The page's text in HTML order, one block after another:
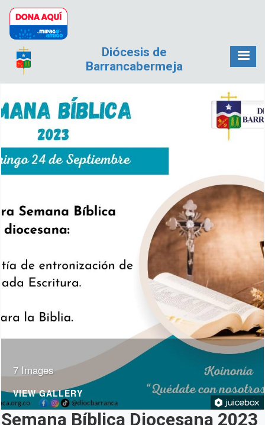
Pasar al contenido principal
Diócesis de
Barrancabermeja
7 Images
VIEW GALLERY
Semana Bíblica Diocesana 2023